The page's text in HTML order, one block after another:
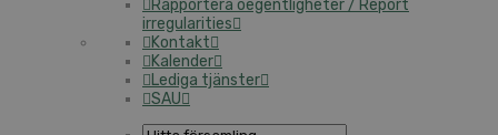
Rapportera oegentligheter / Report
irregularities
Kontakt
Kalender
Lediga tjänster
SAU